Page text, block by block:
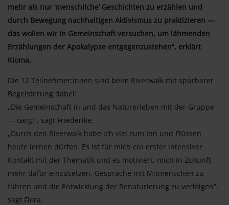
mehr als nur ‘menschliche’ Geschichten zu erzählen und
durch Bewegung nachhaltigen Aktivismus zu praktizieren —
das wollen wir in Gemeinschaft versuchen, um lähmenden
Erzählungen der Apokalypse entgegenzustehen“, erklärt
Kioma.
Die 12 Teilnehmer:innen sind beim Riverwalk mit spürbarer
Begeisterung dabei:
„Die Gemeinschaft in und das Naturerleben mit der Gruppe
— oarg!“, sagt Friederike.
„Durch den Riverwalk habe ich viel zum Inn und Flüssen
heute lernen dürfen. Es ist für mich ein erster intensiver
Kontakt mit der Thematik und es motiviert, mich in Zukunft
mehr dafür einzusetzen, Gespräche mit Mitmenschen zu
führen und die Entwicklung der Renaturierung zu verfolgen”,
sagt Flora.